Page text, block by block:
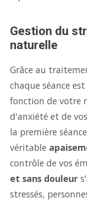
Gestion du
naturelle
Grâce au
chaque séance
fonction de votre
d'anxiété et de vos
la première
véritable
contrôle de vos
et sans douleur
stressés,